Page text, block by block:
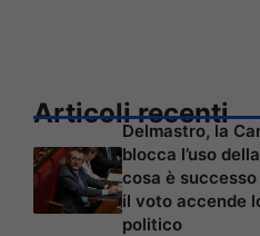
Articoli recenti
Delmastro, la
blocca l’uso
cosa è
il voto accende
politico